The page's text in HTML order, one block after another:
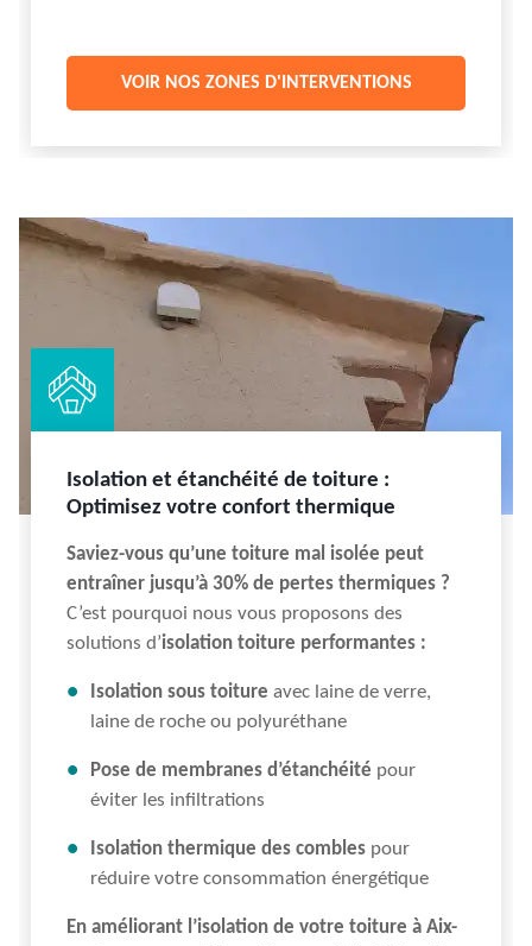
VOIR NOS ZONES D'INTERVENTIONS
Isolation et étanchéité de toiture :
Optimisez votre confort thermique
Saviez-vous qu’une toiture mal isolée peut
entraîner jusqu’à 30% de pertes thermiques ?
C’est pourquoi nous vous proposons des
solutions d’isolation toiture performantes :
Isolation sous toiture avec laine de verre,
laine de roche ou polyuréthane
Pose de membranes d’étanchéité pour
éviter les infiltrations
Isolation thermique des combles pour
réduire votre consommation énergétique
En améliorant l’isolation de votre toiture à Aix-